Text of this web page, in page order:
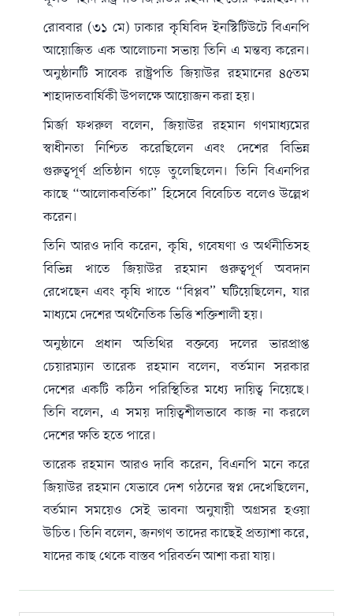
রোববার (৩১ মে) ঢাকার কৃষিবিদ ইনস্টিটিউটে বিএনপি
আয়োজিত এক আলোচনা সভায় তিনি এ মন্তব্য করেন।
অনুষ্ঠানটি সাবেক রাষ্ট্রপতি জিয়াউর রহমানের ৪৫তম
শাহাদাতবার্ষিকী উপলক্ষে আয়োজন করা হয়।
মির্জা ফখরুল বলেন, জিয়াউর রহমান গণমাধ্যমের
স্বাধীনতা নিশ্চিত করেছিলেন এবং দেশের বিভিন্ন
গুরুত্বপূর্ণ প্রতিষ্ঠান গড়ে তুলেছিলেন। তিনি বিএনপির
কাছে “আলোকবর্তিকা” হিসেবে বিবেচিত বলেও উল্লেখ
করেন।
তিনি আরও দাবি করেন, কৃষি, গবেষণা ও অর্থনীতিসহ
বিভিন্ন খাতে জিয়াউর রহমান গুরুত্বপূর্ণ অবদান
রেখেছেন এবং কৃষি খাতে “বিপ্লব” ঘটিয়েছিলেন, যার
মাধ্যমে দেশের অর্থনৈতিক ভিত্তি শক্তিশালী হয়।
অনুষ্ঠানে প্রধান অতিথির বক্তব্যে দলের ভারপ্রাপ্ত
চেয়ারম্যান তারেক রহমান বলেন, বর্তমান সরকার
দেশের একটি কঠিন পরিস্থিতির মধ্যে দায়িত্ব নিয়েছে।
তিনি বলেন, এ সময় দায়িত্বশীলভাবে কাজ না করলে
দেশের ক্ষতি হতে পারে।
তারেক রহমান আরও দাবি করেন, বিএনপি মনে করে
জিয়াউর রহমান যেভাবে দেশ গঠনের স্বপ্ন দেখেছিলেন,
বর্তমান সময়েও সেই ভাবনা অনুযায়ী অগ্রসর হওয়া
উচিত। তিনি বলেন, জনগণ তাদের কাছেই প্রত্যাশা করে,
যাদের কাছ থেকে বাস্তব পরিবর্তন আশা করা যায়।